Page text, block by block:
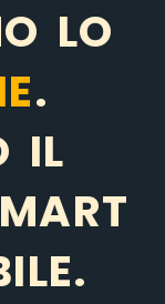
LO
.
IL